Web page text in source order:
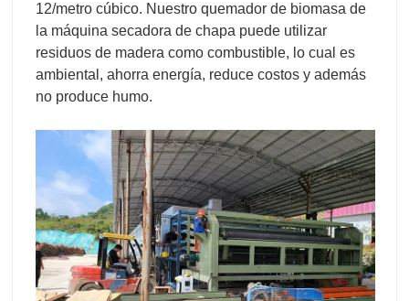
12/metro cúbico. Nuestro quemador de biomasa de
la máquina secadora de chapa puede utilizar
residuos de madera como combustible, lo cual es
ambiental, ahorra energía, reduce costos y además
no produce humo.